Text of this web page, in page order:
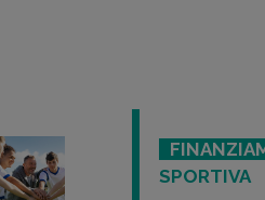
SPORTIVA